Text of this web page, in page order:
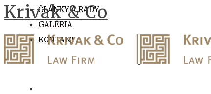
ČLÁNKY A RADY
GALÉRIA
KONTAKT
Krivak & Co